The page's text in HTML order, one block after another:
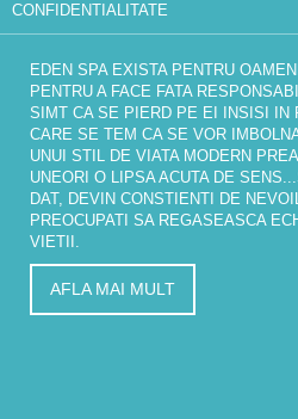
CONFIDENTIALITATE
EDEN SPA EXISTA PENTRU
PENTRU A FACE FATA
SIMT CA SE PIERD PE EI INSISI IN
CARE SE TEM CA SE VOR
UNUI STIL DE VIATA MODERN
UNEORI O LIPSA ACUTA DE
DAT, DEVIN CONSTIENTI DE
PREOCUPATI SA REGASEASCA
VIETII.
AFLA MAI MULT